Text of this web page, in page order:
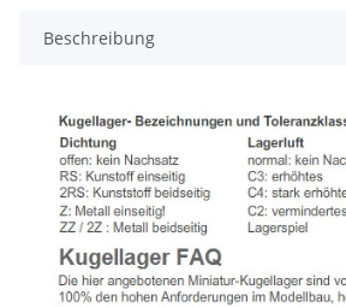
Beschreibung